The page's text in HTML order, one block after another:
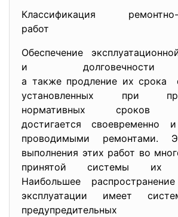
Классификация ремонтно-
работ
Обеспечение
и долговечности
а также продление их срока
установленных при
нормативных сроков
достигается своевременно
проводимыми ремонтами.
выполнения этих работ во
принятой системы их
Наибольшее
эксплуатации имеет
предупредительных